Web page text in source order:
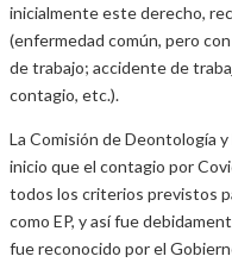
inicialmente este derecho,
(enfermedad común, pero
de trabajo; accidente de
contagio, etc.).
La Comisión de Deontología
inicio que el contagio por
todos los criterios previstos
como EP, y así fue
fue reconocido por el